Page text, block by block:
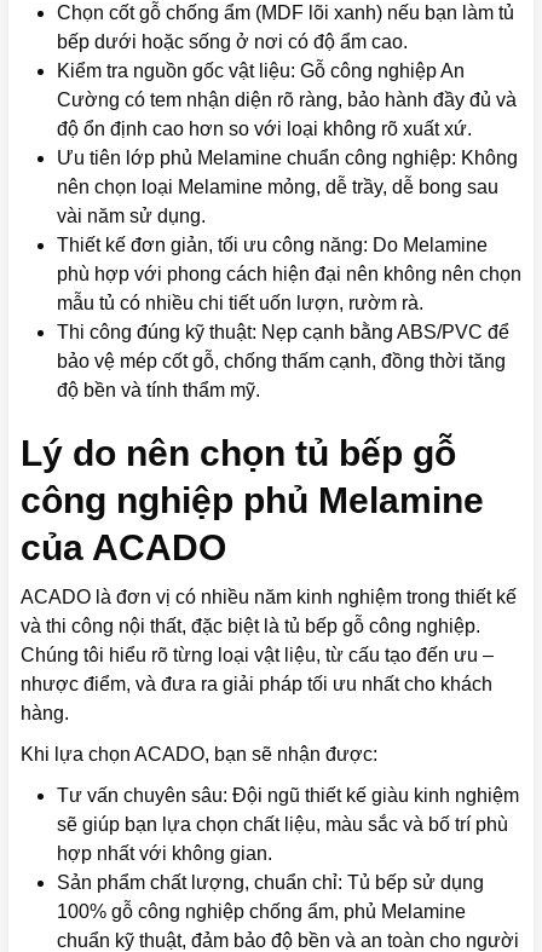
Chọn cốt gỗ chống ẩm (MDF lõi xanh) nếu bạn làm tủ
bếp dưới hoặc sống ở nơi có độ ẩm cao.
Kiểm tra nguồn gốc vật liệu: Gỗ công nghiệp An
Cường có tem nhận diện rõ ràng, bảo hành đầy đủ và
độ ổn định cao hơn so với loại không rõ xuất xứ.
Ưu tiên lớp phủ Melamine chuẩn công nghiệp: Không
nên chọn loại Melamine mỏng, dễ trầy, dễ bong sau
vài năm sử dụng.
Thiết kế đơn giản, tối ưu công năng: Do Melamine
phù hợp với phong cách hiện đại nên không nên chọn
mẫu tủ có nhiều chi tiết uốn lượn, rườm rà.
Thi công đúng kỹ thuật: Nẹp cạnh bằng ABS/PVC để
bảo vệ mép cốt gỗ, chống thấm cạnh, đồng thời tăng
độ bền và tính thẩm mỹ.
Lý do nên chọn tủ bếp gỗ
công nghiệp phủ Melamine
của ACADO
ACADO là đơn vị có nhiều năm kinh nghiệm trong thiết kế
và thi công nội thất, đặc biệt là tủ bếp gỗ công nghiệp.
Chúng tôi hiểu rõ từng loại vật liệu, từ cấu tạo đến ưu –
nhược điểm, và đưa ra giải pháp tối ưu nhất cho khách
hàng.
Khi lựa chọn ACADO, bạn sẽ nhận được:
Tư vấn chuyên sâu: Đội ngũ thiết kế giàu kinh nghiệm
sẽ giúp bạn lựa chọn chất liệu, màu sắc và bố trí phù
hợp nhất với không gian.
Sản phẩm chất lượng, chuẩn chỉ: Tủ bếp sử dụng
100% gỗ công nghiệp chống ẩm, phủ Melamine
chuẩn kỹ thuật, đảm bảo độ bền và an toàn cho người